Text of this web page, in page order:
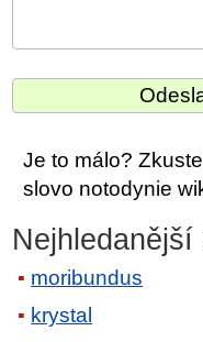
Je to málo?
slovo notodynie
Nejhledanější
moribundus
krystal